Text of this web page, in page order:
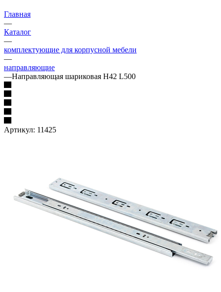
Главная
—
Каталог
—
комплектующие для корпусной мебели
—
направляющие
—Направляющая шариковая H42 L500
Артикул: 11425